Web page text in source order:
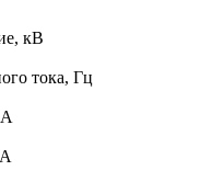
кВ
тока, Гц